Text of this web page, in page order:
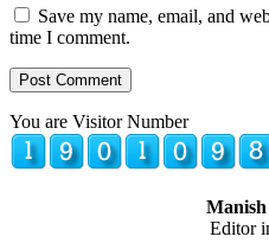
Save my name, email, and
time I comment.
You are Visitor Number
Editor